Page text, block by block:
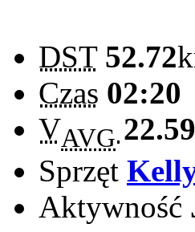
DST 52.72
Czas 02:20
VAVG 22.59
Sprzęt
Aktywność